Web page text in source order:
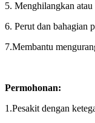
5. Menghilangkan atau
6. Perut dan bahagian
7.Membantu
Permohonan:
1.Pesakit dengan